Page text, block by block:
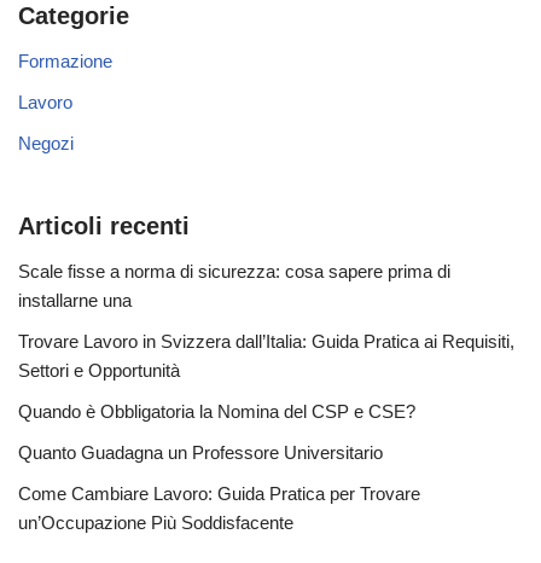
Categorie
Formazione
Lavoro
Negozi
Articoli recenti
Scale fisse a norma di sicurezza: cosa sapere prima di
installarne una
Trovare Lavoro in Svizzera dall’Italia: Guida Pratica ai Requisiti,
Settori e Opportunità
Quando è Obbligatoria la Nomina del CSP e CSE?
Quanto Guadagna un Professore Universitario
Come Cambiare Lavoro: Guida Pratica per Trovare
un’Occupazione Più Soddisfacente